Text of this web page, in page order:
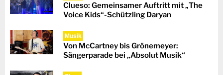
Clueso: Gemeinsamer Auftritt mit „The
Voice Kids“-Schützling Daryan
Musik
Von McCartney bis Grönemeyer:
Sängerparade bei „Absolut Musik“